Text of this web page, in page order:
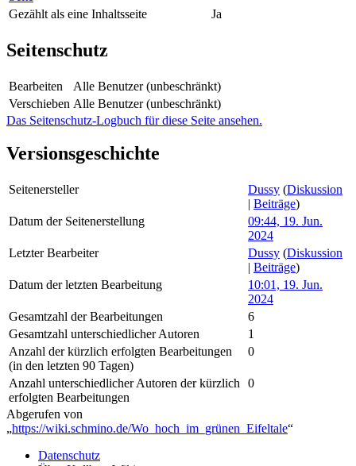
Gezählt als eine Inhaltsseite Ja
Seitenschutz
Bearbeiten
Alle Benutzer (unbeschränkt)
Verschieben Alle Benutzer (unbeschränkt)
Das Seitenschutz-Logbuch für diese Seite ansehen.
Versionsgeschichte
Seitenersteller Dussy (Diskussion
| Beiträge)
Datum der Seitenerstellung
09:44, 19. Jun.
2024
Letzter Bearbeiter
Dussy (Diskussion
| Beiträge)
Datum der letzten Bearbeitung
10:01, 19. Jun.
2024
Gesamtzahl der Bearbeitungen
6
Gesamtzahl unterschiedlicher Autoren
1
Anzahl der kürzlich erfolgten Bearbeitungen
(in den letzten 90 Tagen)
0
Anzahl unterschiedlicher Autoren der kürzlich
erfolgten Bearbeitungen
0
Abgerufen von
„https://wiki.schmino.de/Wo_hoch_im_grünen_Eifeltale“
Datenschutz